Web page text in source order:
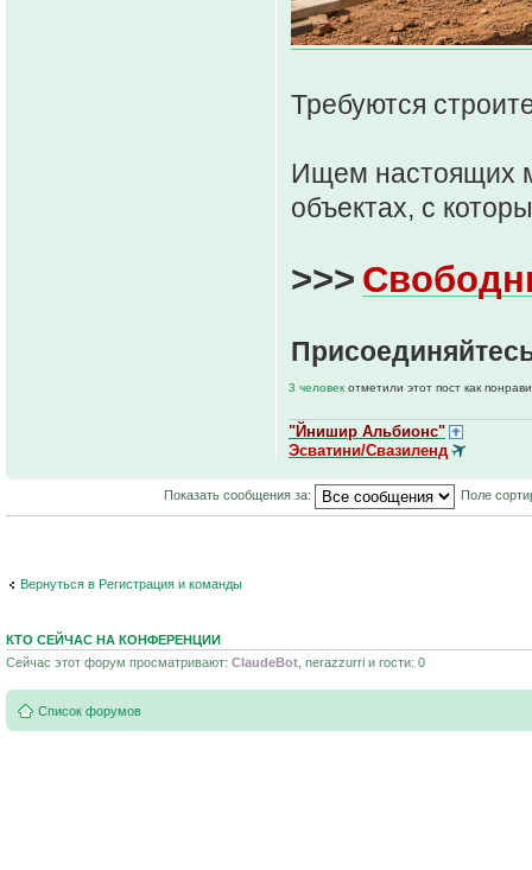
Требуются
Ищем настоящих
объектах, с
>>>
3 человекотметили этот пост как
"Йнишир Альбионс"
Эсватини/Свазиленд
Показать сообщения за: Поле
Вернуться в Регистрация и команды
КТО СЕЙЧАС НА КОНФЕРЕНЦИИ
Сейчас этот форум просматривают: ClaudeBot , nerazzurri и гости: 0
Список форумов